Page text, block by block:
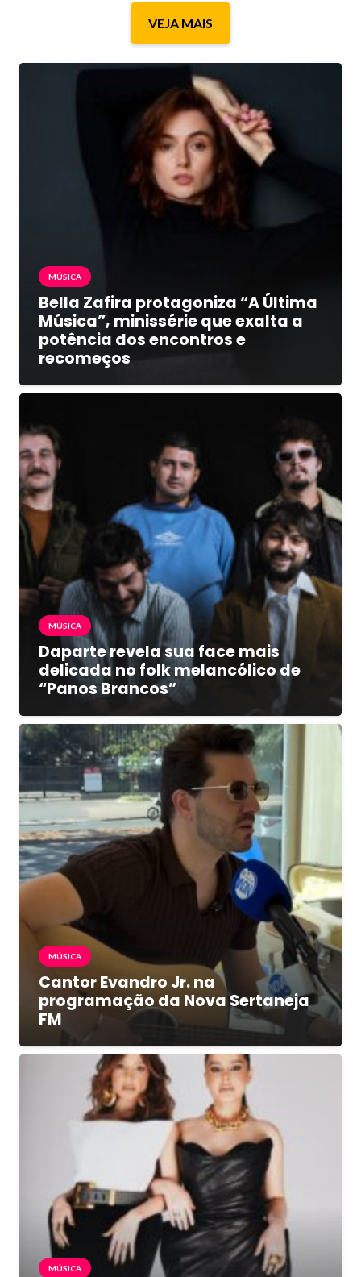
VEJA MAIS
MÚSICA
Bella Zafira protagoniza “A Última
Música”, minissérie que exalta a
potência dos encontros e
recomeços
MÚSICA
Daparte revela sua face mais
delicada no folk melancólico de
“Panos Brancos”
MÚSICA
Cantor Evandro Jr. na
programação da Nova Sertaneja
FM
MÚSICA